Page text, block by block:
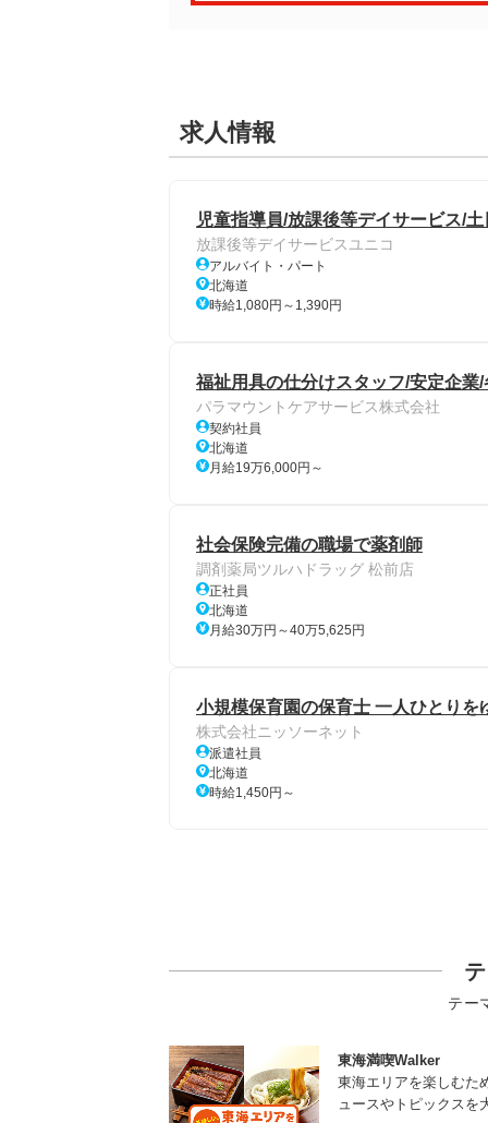
求人情報
児童指導員/放課後等デイサービス/
放課後等デイサービスユニコ
アルバイト・パート
北海道
時給1,080円～1,390円
福祉用具の仕分けスタッフ/安定企業
パラマウントケアサービス株式会社
契約社員
北海道
月給19万6,000円～
社会保険完備の職場で薬剤師
調剤薬局ツルハドラッグ 松前店
正社員
北海道
月給30万円～40万5,625円
小規模保育園の保育士 一人ひとりを
株式会社ニッソーネット
派遣社員
北海道
時給1,450円～
テー
東海満喫Walker
東海エリアを楽しむた
ュースやトピックスを